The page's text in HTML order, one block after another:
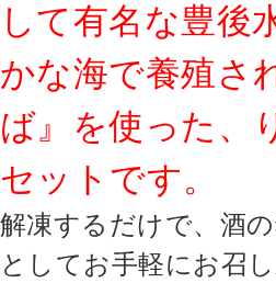
して有名な豊後
かな海で養殖さ
ば』を使った、
セットです。
解凍するだけで、酒
としてお手軽にお召